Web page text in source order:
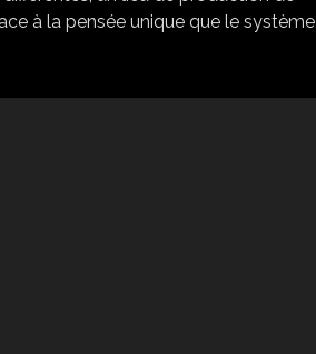
à la pensée unique que le système